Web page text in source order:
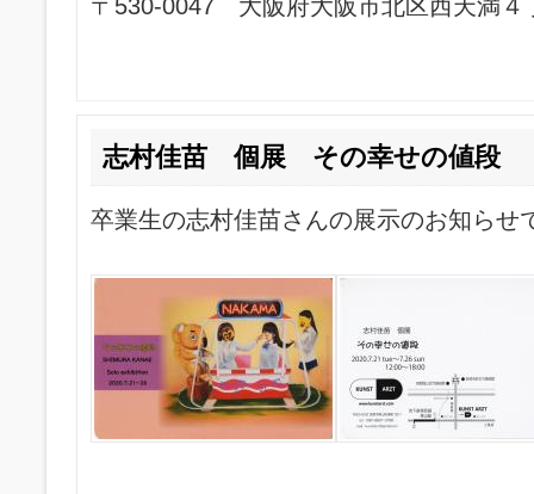
〒530-0047 大阪府大阪市北区西天満
志村佳苗 個展 その幸せの値段
卒業生の志村佳苗さんの展示のお知らせ